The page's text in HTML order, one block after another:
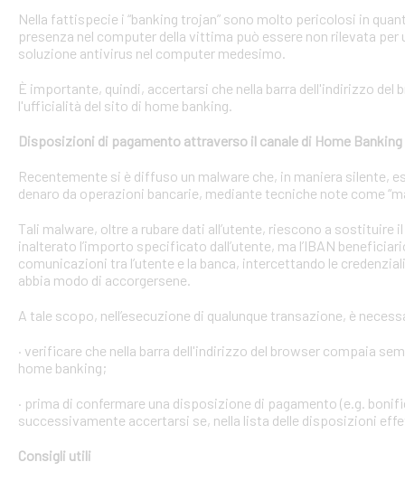
Nella fattispecie i “banking trojan” sono molto pericolosi in
presenza nel computer della vittima può essere non rilevata
soluzione antivirus nel computer medesimo.
È importante, quindi, accertarsi che nella barra dell'indirizzo
l'ufficialità del sito di home banking.
Disposizioni di pagamento attraverso il canale di Home Banking
Recentemente si è diffuso un malware che, in maniera silente,
denaro da operazioni bancarie, mediante tecniche note come
Tali malware, oltre a rubare dati all’utente, riescono a
inalterato l’importo specificato dall’utente, ma l’IBAN
comunicazioni tra l’utente e la banca, intercettando le
abbia modo di accorgersene.
A tale scopo, nell’esecuzione di qualunque transazione, è
· verificare che nella barra dell'indirizzo del browser compaia
home banking;
· prima di confermare una disposizione di pagamento (e.g.
successivamente accertarsi se, nella lista delle disposizioni
Consigli utili